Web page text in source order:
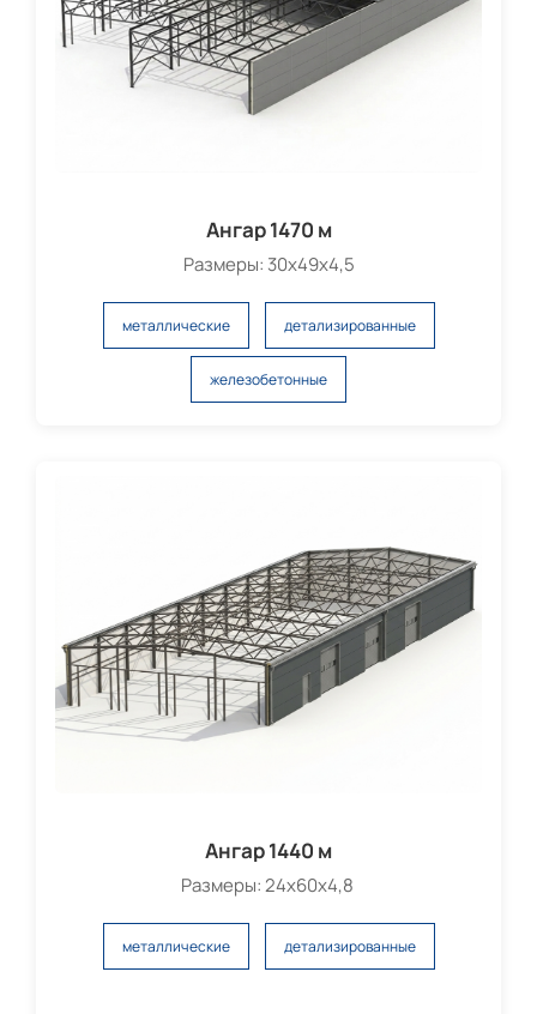
Ангар 1470 м
Размеры: 30х49х4,5
металлические детализированные
железобетонные
Ангар 1440 м
Размеры: 24х60х4,8
металлические детализированные